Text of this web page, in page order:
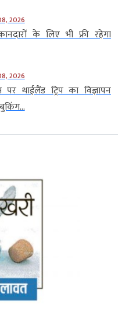
2026
के लिए भी फ्री रहेगा
2026
पर थाईलैंड ट्रिप का विज्ञापन